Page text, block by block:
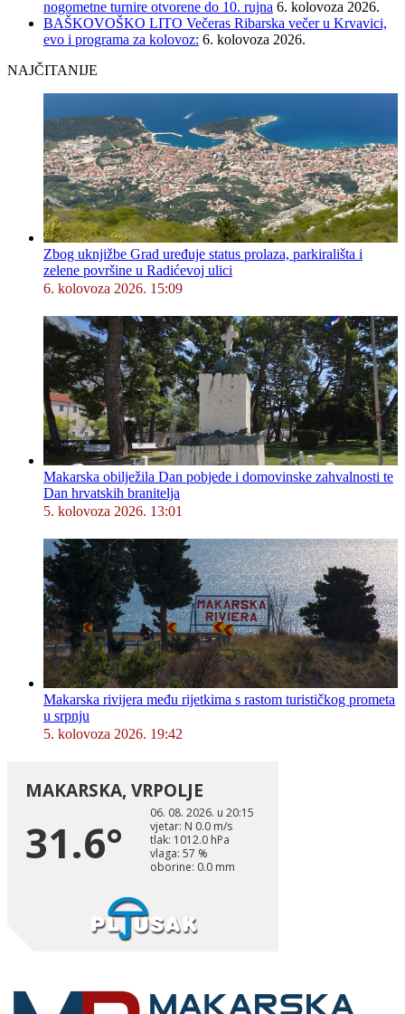
nogometne turnire otvorene do 10. rujna 6. kolovoza 2026.
BAŠKOVOŠKO LITO Večeras Ribarska večer u Krvavici,
evo i programa za kolovoz: 6. kolovoza 2026.
NAJČITANIJE
Zbog uknjižbe Grad uređuje status prolaza, parkirališta i
zelene površine u Radićevoj ulici
6. kolovoza 2026. 15:09
Makarska obilježila Dan pobjede i domovinske zahvalnosti te
Dan hrvatskih branitelja
5. kolovoza 2026. 13:01
Makarska rivijera među rijetkima s rastom turističkog prometa
u srpnju
5. kolovoza 2026. 19:42